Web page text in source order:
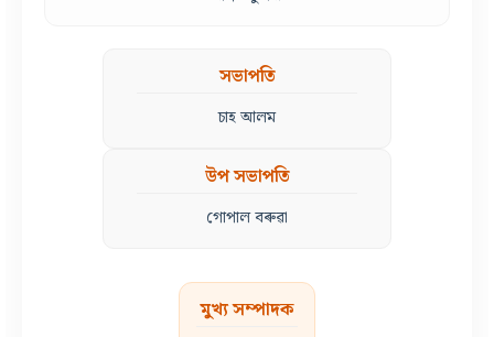
সভাপতি
চাহ আলম
উপ সভাপতি
গোপাল বৰুৱা
মুখ্য সম্পাদক